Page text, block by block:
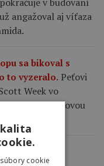
angažoval aj víťaza
sa bikoval s
to vyzeralo. Peťovi
Week vo
výjazd so svetovou
že sme
cookie